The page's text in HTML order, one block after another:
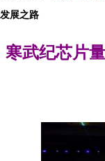
发展之路
寒武纪芯片